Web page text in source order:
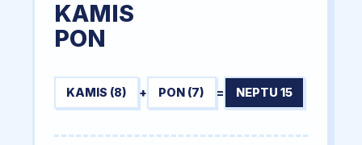
KAMIS
PON
KAMIS (8) + PON (7) = NEPTU 15